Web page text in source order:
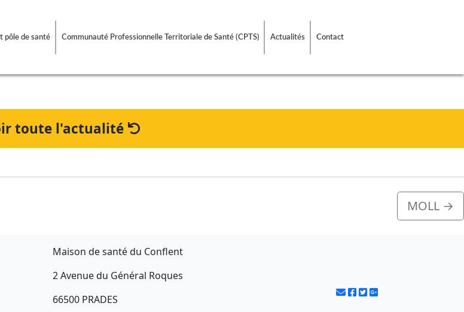
pôle de santé Communauté Professionnelle Territoriale de Santé (CPTS) Actualités Contact
toute l'actualité
MOLL →
Maison de santé du Conflent
2 Avenue du Général Roques
66500 PRADES